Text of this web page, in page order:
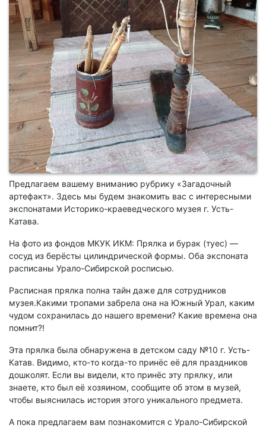
Предлагаем вашему вниманию рубрику «Загадочный
артефакт». Здесь мы будем знакомить вас с интересными
экспонатами Историко-краеведческого музея г. Усть-
Катава.
На фото из фондов МКУК ИКМ: Прялка и бурак (туес) —
сосуд из берёсты цилиндрической формы. Оба экспоната
расписаны Урало-Сибирской росписью.
Расписная прялка полна тайн даже для сотрудников
музея.Какими тропами забрела она на Южный Урал, каким
чудом сохранилась до нашего времени? Какие времена она
помнит?!
Эта прялка была обнаружена в детском саду №10 г. Усть-
Катав. Видимо, кто-то когда-то принёс её для праздников
дошколят. Если вы видели, кто принёс эту прялку, или
знаете, кто был её хозяином, сообщите об этом в музей,
чтобы выяснилась история этого уникального предмета.
А пока предлагаем вам познакомится с Урало-Сибирской